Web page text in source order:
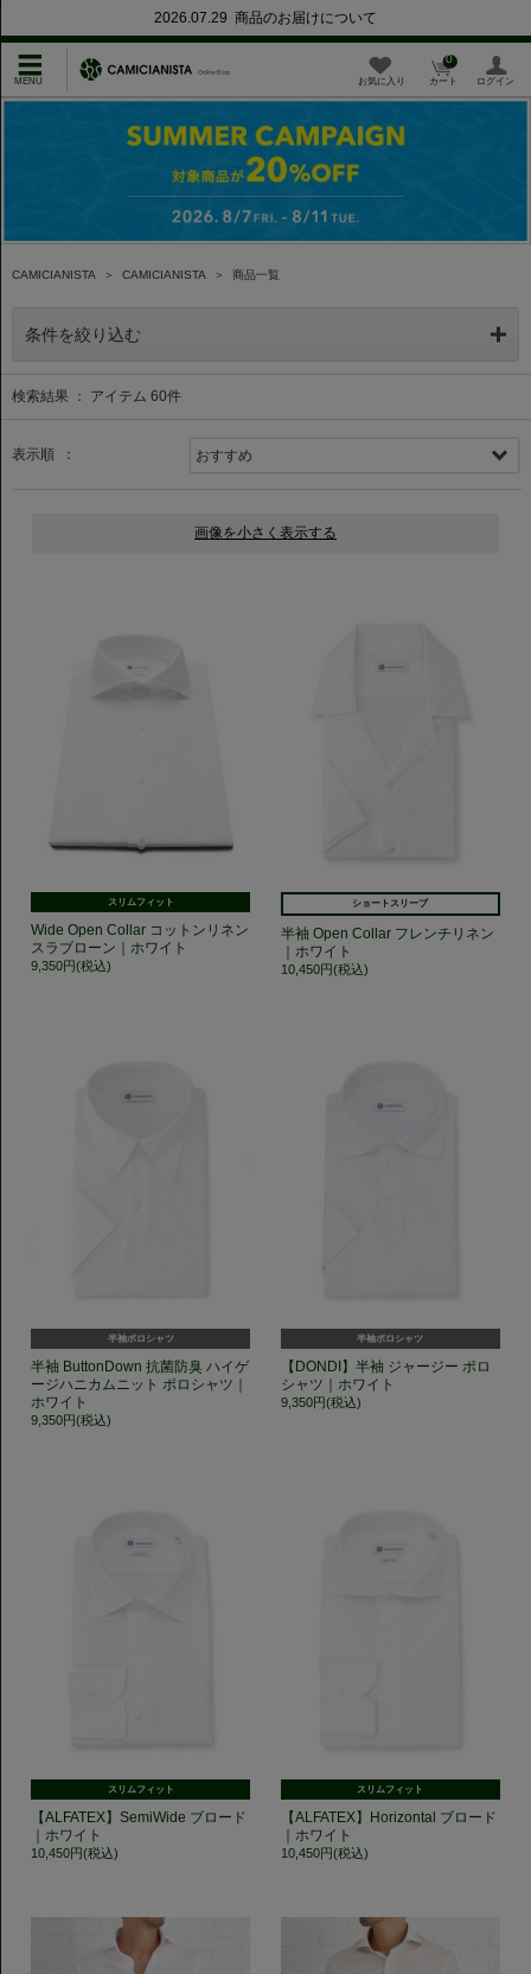
2026.07.29 商品のお届けについて
お気に入り カート
0
ログイン
CAMICIANISTA ＞ CAMICIANISTA ＞ 商品一覧
条件を絞り込む
検索結果 ： アイテム 60件
表示順 ：
スリムフィット
Wide Open Collar コットンリネン
スラブローン｜ホワイト
9,350円(税込)
ショートスリーブ
半袖 Open Collar フレンチリネン
｜ホワイト
10,450円(税込)
半袖ポロシャツ
半袖 ButtonDown 抗菌防臭 ハイゲ
ージハニカムニット ポロシャツ｜
ホワイト
9,350円(税込)
半袖ポロシャツ
【DONDI】半袖 ジャージー ポロ
シャツ｜ホワイト
9,350円(税込)
スリムフィット
【ALFATEX】SemiWide ブロード
｜ホワイト
10,450円(税込)
スリムフィット
【ALFATEX】Horizontal ブロード
｜ホワイト
10,450円(税込)